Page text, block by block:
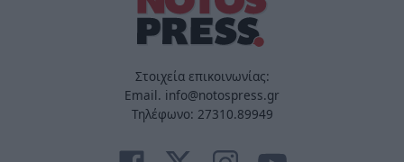
Στοιχεία επικοινωνίας:
Email. info@notospress.gr
Τηλέφωνο: 27310.89949